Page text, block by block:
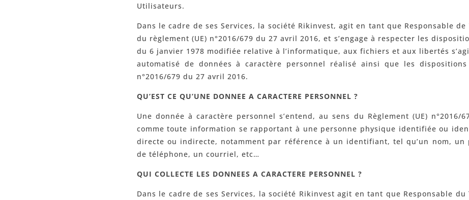
Utilisateurs.
Dans le cadre de ses Services, la société Rikinvest, agit en tant que Responsable
du règlement (UE) n°2016/679 du 27 avril 2016, et s’engage à respecter les
du 6 janvier 1978 modifiée relative à l’informatique, aux fichiers et aux libertés
automatisé de données à caractère personnel réalisé ainsi que les dispositions
n°2016/679 du 27 avril 2016.
QU’EST CE QU’UNE DONNEE A CARACTERE PERSONNEL ?
Une donnée à caractère personnel s’entend, au sens du Règlement (UE) n°2016/
comme toute information se rapportant à une personne physique identifiée ou
directe ou indirecte, notamment par référence à un identifiant, tel qu’un nom, un
de téléphone, un courriel, etc…
QUI COLLECTE LES DONNEES A CARACTERE PERSONNEL ?
Dans le cadre de ses Services, la société Rikinvest agit en tant que Responsable